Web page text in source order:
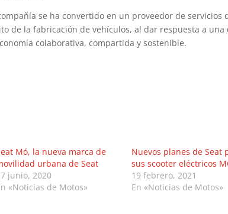
se ha convertido en un proveedor de servicios
de la fabricación de vehículos, al dar respuesta a una
colaborativa, compartida y sostenible.
Mó, la nueva marca de
urbana de Seat
junio, 2020
«Noticias de Motos»
Nuevos planes de Seat
sus scooter eléctricos
19 febrero, 2021
En «Noticias de Motos»